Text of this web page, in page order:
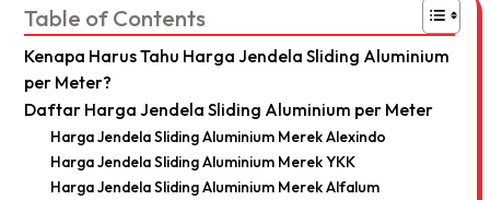
Table of Contents
Kenapa Harus Tahu Harga Jendela Sliding Aluminium
per Meter?
Daftar Harga Jendela Sliding Aluminium per Meter
Harga Jendela Sliding Aluminium Merek Alexindo
Harga Jendela Sliding Aluminium Merek YKK
Harga Jendela Sliding Aluminium Merek Alfalum